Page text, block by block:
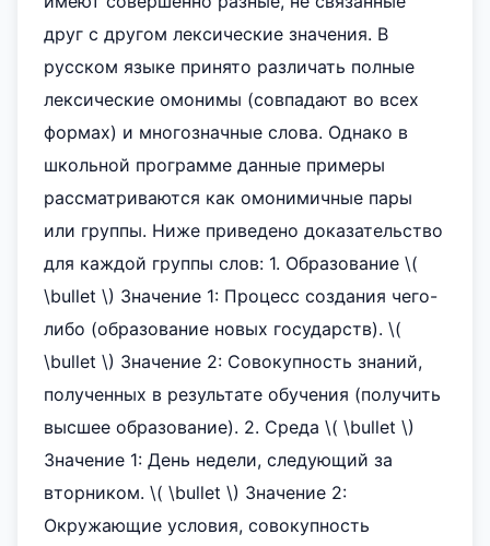
друг с другом лексические значения. В
русском языке принято различать полные
лексические омонимы (совпадают во всех
формах) и многозначные слова. Однако в
школьной программе данные примеры
рассматриваются как омонимичные пары
или группы. Ниже приведено доказательство
для каждой группы слов: 1. Образование \(
\bullet \) Значение 1: Процесс создания чего-
либо (образование новых государств). \(
\bullet \) Значение 2: Совокупность знаний,
полученных в результате обучения (получить
высшее образование). 2. Среда \( \bullet \)
Значение 1: День недели, следующий за
вторником. \( \bullet \) Значение 2:
Окружающие условия, совокупность